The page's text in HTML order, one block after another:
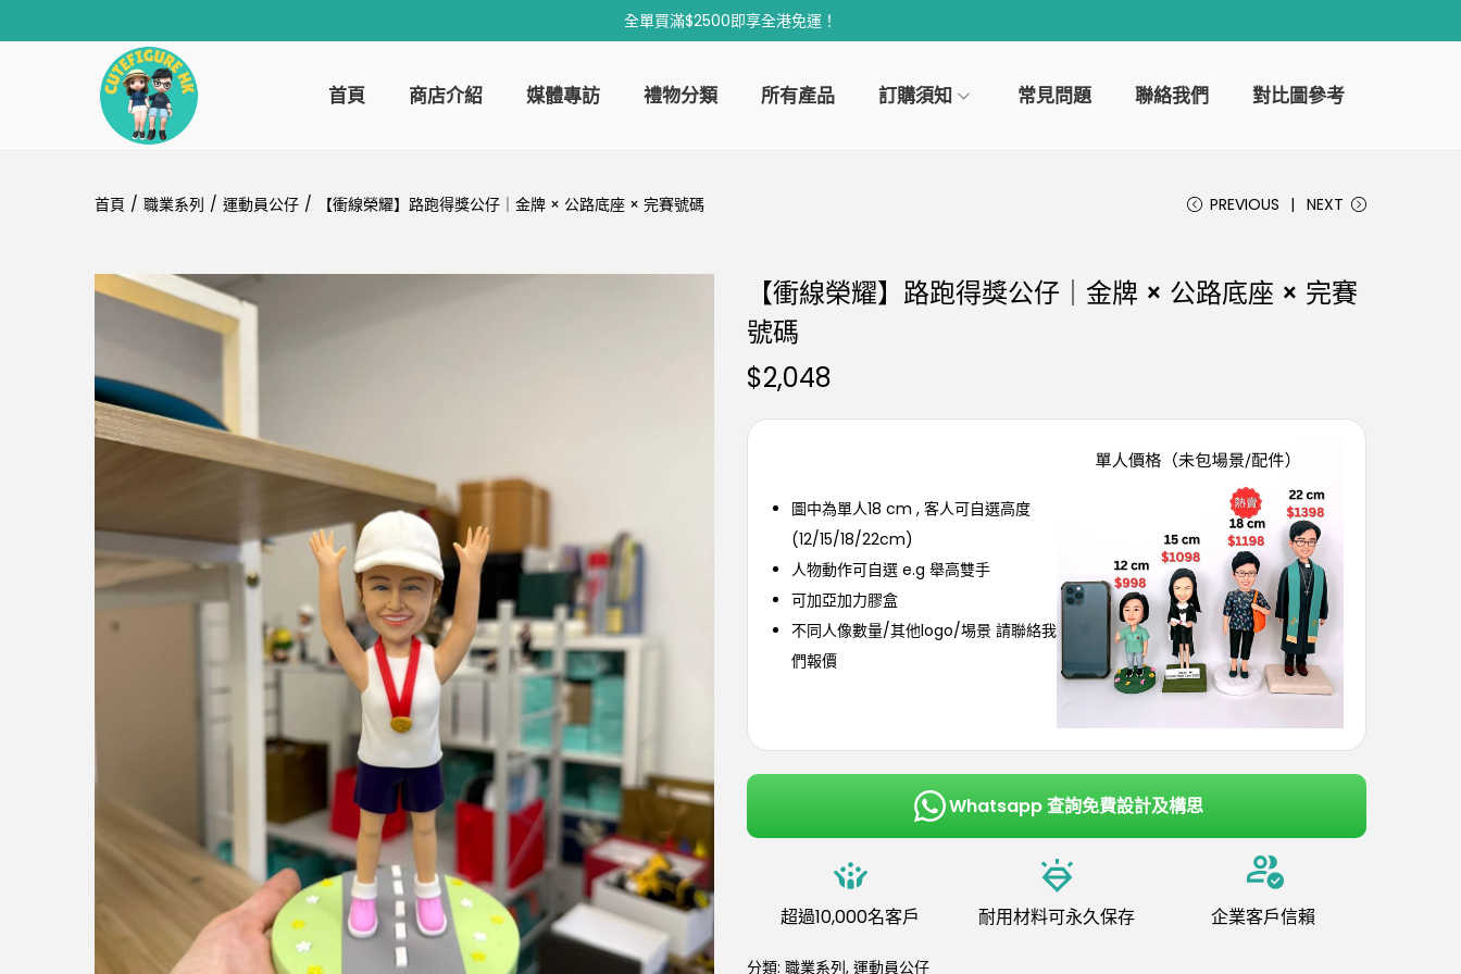
全單買滿$2500即享全港免運！
首頁 商店介紹 媒體專訪 禮物分類 所有產品 訂購須知 常見問題 聯絡我們 對比圖參考
首頁 / 職業系列 / 運動員公仔 / 【衝線榮耀】路跑得獎公仔｜金牌 × 公路底座 × 完賽號碼 PREVIOUS NEXT
【衝線榮耀】路跑得獎公仔｜金牌 × 公路底座 × 完賽
號碼
$2,048
圖中為單人18 cm , 客人可自選高度
(12/15/18/22cm)
人物動作可自選 e.g 舉高雙手
可加亞加力膠盒
不同人像數量/其他logo/埸景 請聯絡我
們報價
Whatsapp 查詢免費設計及構思
超過10,000名客戶 耐用材料可永久保存 企業客戶信賴
分類: 職業系列, 運動員公仔